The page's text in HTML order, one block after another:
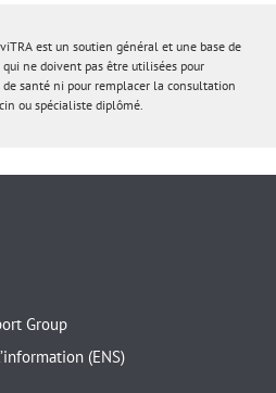
est un soutien général et une base de
ne doivent pas être utilisées pour
santé ni pour remplacer la consultation
ou spécialiste diplômé.
Group
(ENS)